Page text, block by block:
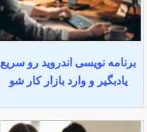
برنامه نویسی اندروید رو سریع
یادبگیر و وارد بازار کار شو